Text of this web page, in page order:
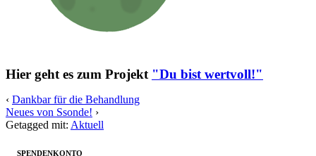
Hier geht es zum Projekt "Du bist wertvoll!"
‹ Dankbar für die Behandlung
Neues von Ssonde! ›
Getagged mit: Aktuell
SPENDENKONTO